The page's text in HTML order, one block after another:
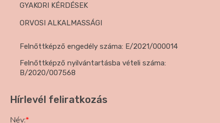
GYAKORI KÉRDÉSEK
ORVOSI ALKALMASSÁGI
Felnőttképző engedély száma: E/2021/000014
Felnőttképző nyilvántartásba vételi száma:
B/2020/007568
Hírlevél feliratkozás
Név:*